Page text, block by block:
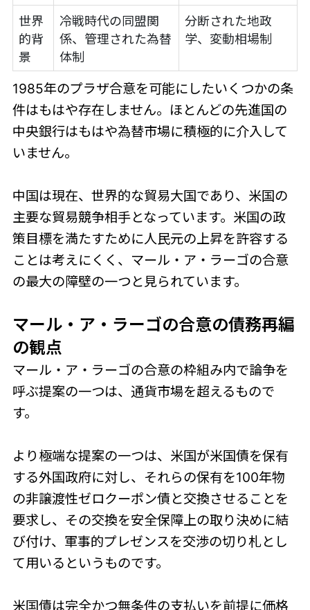
世界
的背
景
冷戦時代の同盟関
係、管理された為替
体制
分断された地政
学、変動相場制
1985年のプラザ合意を可能にしたいくつかの条
件はもはや存在しません。ほとんどの先進国の
中央銀行はもはや為替市場に積極的に介入して
いません。
中国は現在、世界的な貿易大国であり、米国の
主要な貿易競争相手となっています。米国の政
策目標を満たすために人民元の上昇を許容する
ことは考えにくく、マール・ア・ラーゴの合意
の最大の障壁の一つと見られています。
マール・ア・ラーゴの合意の債務再編
の観点
マール・ア・ラーゴの合意の枠組み内で論争を
呼ぶ提案の一つは、通貨市場を超えるもので
す。
より極端な提案の一つは、米国が米国債を保有
する外国政府に対し、それらの保有を100年物
の非譲渡性ゼロクーポン債と交換させることを
要求し、その交換を安全保障上の取り決めに結
び付け、軍事的プレゼンスを交渉の切り札とし
て用いるというものです。
米国債は完全かつ無条件の支払いを前提に価格